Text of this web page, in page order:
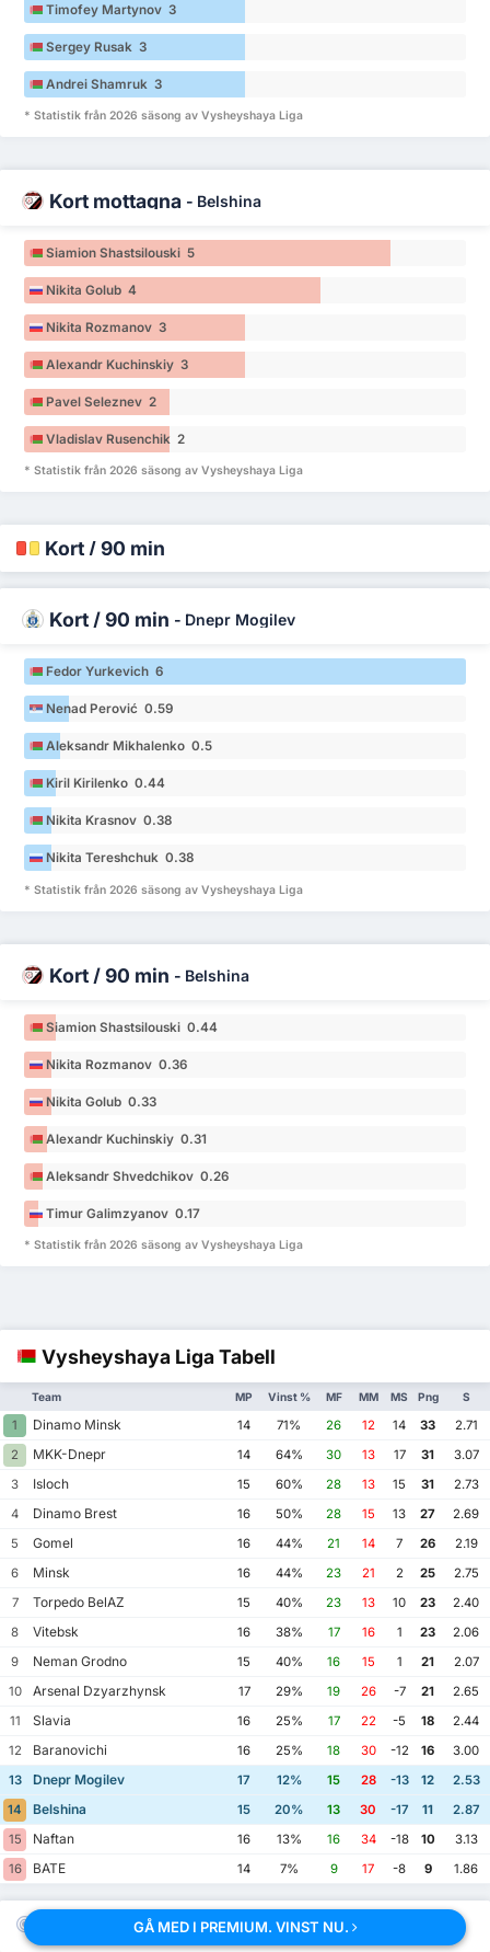
Timofey Martynov 3
Sergey Rusak 3
Andrei Shamruk 3
* Statistik från 2026 säsong av Vysheyshaya Liga
Kort mottagna - Belshina
Siamion Shastsilouski 5
Nikita Golub 4
Nikita Rozmanov 3
Alexandr Kuchinskiy 3
Pavel Seleznev 2
Vladislav Rusenchik 2
* Statistik från 2026 säsong av Vysheyshaya Liga
Kort / 90 min
Kort / 90 min - Dnepr Mogilev
Fedor Yurkevich 6
Nenad Perović 0.59
Aleksandr Mikhalenko 0.5
Kiril Kirilenko 0.44
Nikita Krasnov 0.38
Nikita Tereshchuk 0.38
* Statistik från 2026 säsong av Vysheyshaya Liga
Kort / 90 min - Belshina
Siamion Shastsilouski 0.44
Nikita Rozmanov 0.36
Nikita Golub 0.33
Alexandr Kuchinskiy 0.31
Aleksandr Shvedchikov 0.26
Timur Galimzyanov 0.17
* Statistik från 2026 säsong av Vysheyshaya Liga
Vysheyshaya Liga Tabell
Team MP Vinst % MF MM MS Png S
1 Dinamo Minsk 14 71% 26 12 14 33
2.71
2
MKK-Dnepr 14 64% 30 13 17 31
3.07
3
Isloch 15 60% 28 13 15 31
2.73
4
Dinamo Brest 16 50% 28 15 13 27
2.69
5
Gomel 16 44% 21 14 7 26
2.19
6
Minsk 16 44% 23 21 2 25
2.75
7
Torpedo BelAZ 15 40% 23 13 10 23
2.40
8
Vitebsk 16 38% 17 16 1 23
2.06
9
Neman Grodno 15 40% 16 15 1 21
2.07
10
Arsenal Dzyarzhynsk 17 29% 19 26 -7 21
2.65
11
Slavia 16 25% 17 22 -5 18
2.44
12
Baranovichi 16 25% 18 30 -12 16
3.00
13
Dnepr Mogilev 17 12% 15 28 -13 12
2.53
14
Belshina 15 20% 13 30 -17 11
2.87
15
Naftan 16 13% 16 34 -18 10
3.13
16
BATE 14 7% 9 17 -8 9 1.86
GÅ MED I PREMIUM. VINST NU.